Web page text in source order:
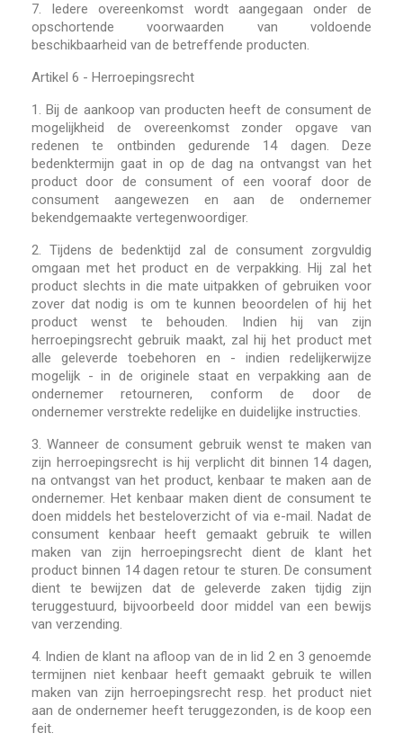
7.
Iedere overeenkomst wordt aangegaan onder de
opschortende voorwaarden van voldoende
beschikbaarheid van de betreffende producten.
Artikel 6 - Herroepingsrecht
1. Bij de aankoop van producten heeft de consument de
mogelijkheid de overeenkomst zonder opgave van
redenen te ontbinden gedurende 14 dagen. Deze
bedenktermijn gaat in op de dag na ontvangst van het
product door de consument of een vooraf door de
consument aangewezen en aan de ondernemer
bekendgemaakte vertegenwoordiger.
2. Tijdens de bedenktijd zal de consument zorgvuldig
omgaan met het product en de verpakking. Hij zal het
product slechts in die mate uitpakken of gebruiken voor
zover dat nodig is om te kunnen beoordelen of hij het
product wenst te behouden. Indien hij van zijn
herroepingsrecht gebruik maakt, zal hij het product met
alle geleverde toebehoren en - indien redelijkerwijze
mogelijk - in de originele staat en verpakking aan de
ondernemer retourneren, conform de door de
ondernemer verstrekte redelijke en duidelijke instructies.
3. Wanneer de consument gebruik wenst te maken van
zijn herroepingsrecht is hij verplicht dit binnen 14 dagen,
na ontvangst van het product, kenbaar te maken aan de
ondernemer. Het kenbaar maken dient de consument te
doen middels het besteloverzicht of via e-mail. Nadat de
consument kenbaar heeft gemaakt gebruik te willen
maken van zijn herroepingsrecht dient de klant het
product binnen 14 dagen retour te sturen. De consument
dient te bewijzen dat de geleverde zaken tijdig zijn
teruggestuurd, bijvoorbeeld door middel van een bewijs
van verzending.
4. Indien de klant na afloop van de in lid 2 en 3 genoemde
termijnen niet kenbaar heeft gemaakt gebruik te willen
maken van zijn herroepingsrecht resp. het product niet
aan de ondernemer heeft teruggezonden, is de koop een
feit.